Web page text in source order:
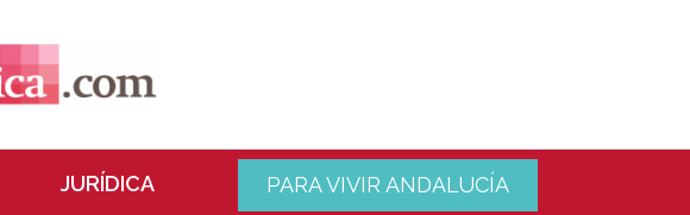
JURÍDICA PARA VIVIR ANDALUCÍA